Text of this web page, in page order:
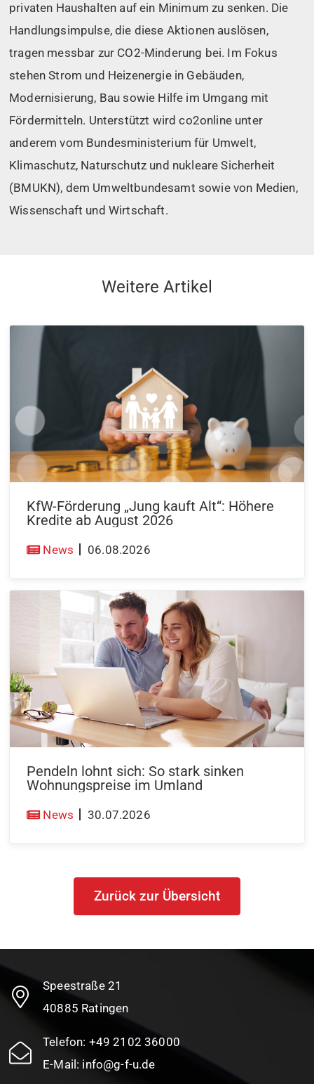
privaten Haushalten auf ein Minimum zu senken. Die
Handlungsimpulse, die diese Aktionen auslösen,
tragen messbar zur CO2-Minderung bei. Im Fokus
stehen Strom und Heizenergie in Gebäuden,
Modernisierung, Bau sowie Hilfe im Umgang mit
Fördermitteln. Unterstützt wird co2online unter
anderem vom Bundesministerium für Umwelt,
Klimaschutz, Naturschutz und nukleare Sicherheit
(BMUKN), dem Umweltbundesamt sowie von Medien,
Wissenschaft und Wirtschaft.
Weitere Artikel
KfW-Förderung „Jung kauft Alt“: Höhere
Kredite ab August 2026
News 06.08.2026
Pendeln lohnt sich: So stark sinken
Wohnungspreise im Umland
News 30.07.2026
Zurück zur Übersicht
Speestraße 21
40885 Ratingen
Telefon: +49 2102 36000
E-Mail: info@g-f-u.de